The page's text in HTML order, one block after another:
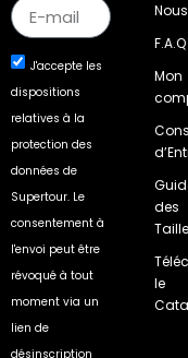
J'accepte les
dispositions
relatives à la
protection des
données de
Supertour. Le
consentement à
l'envoi peut être
révoqué à tout
moment via un
lien de
désinscription
Nous
F.A.Q
Mon
des
le